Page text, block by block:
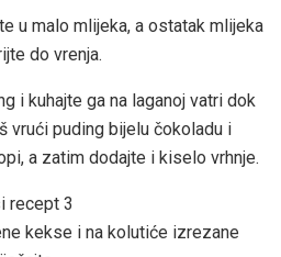
u malo mlijeka, a ostatak mlijeka
do vrenja.
i kuhajte ga na laganoj vatri dok
vrući puding bijelu čokoladu i
a zatim dodajte i kiselo vrhnje.
recept 3
kekse i na kolutiće izrezane